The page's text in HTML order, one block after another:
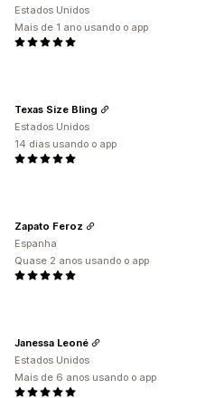
Estados Unidos
Mais de 1 ano usando o app
Texas Size Bling
Estados Unidos
14 dias usando o app
Zapato Feroz
Espanha
Quase 2 anos usando o app
Janessa Leoné
Estados Unidos
Mais de 6 anos usando o app